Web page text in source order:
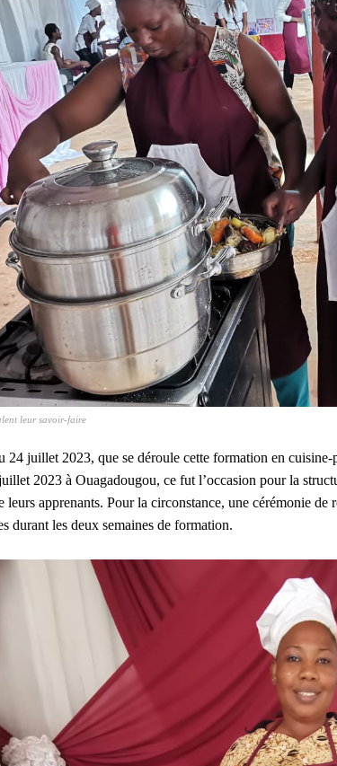
leur savoir-faire
24 juillet 2023, que se déroule cette formation en cuisine-
2023 à Ouagadougou, ce fut l’occasion pour la
leurs apprenants. Pour la circonstance, une cérémonie
durant les deux semaines de formation.